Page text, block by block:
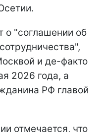
о "соглашении об
и де-факто
2026 года, а
РФ главой
отмечается, что